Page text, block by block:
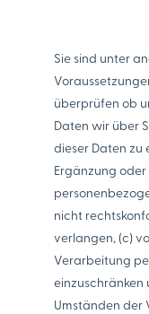
Sie sind unter
überprüfen ob
Daten wir über
dieser Daten zu
Ergänzung oder
nicht
verlangen, (c)
Verarbeitung
einzuschränken
Umständen der